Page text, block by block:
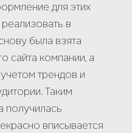
для этих
в
была взята
сайта компании, а
трендов и
Таким
получилась
вписывается